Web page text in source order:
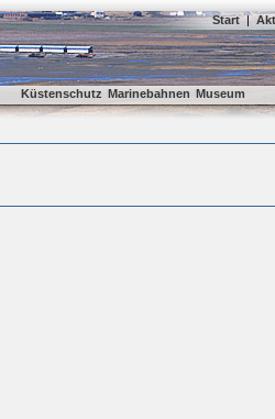
Start |
Küstenschutz Marinebahnen Museum